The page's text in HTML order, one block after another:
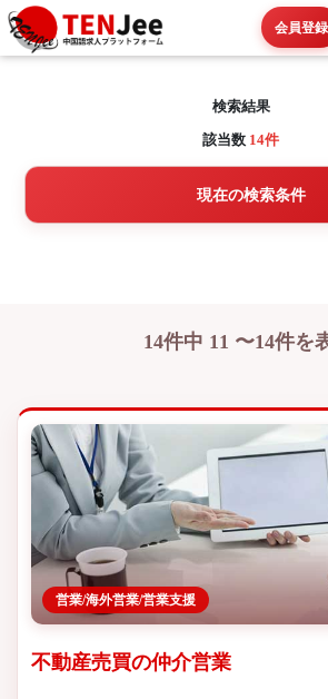
会員登録
検索結果
該当数 14件
現在の検索条件
14件中 11 〜14件を
営業/海外営業/営業支援
不動産売買の仲介営業